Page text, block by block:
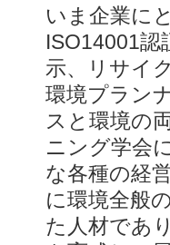
いま企業に
ISO14001
示、リサイ
環境プラン
スと環境の
ニング学会
な各種の経
に環境全般
た人材であ